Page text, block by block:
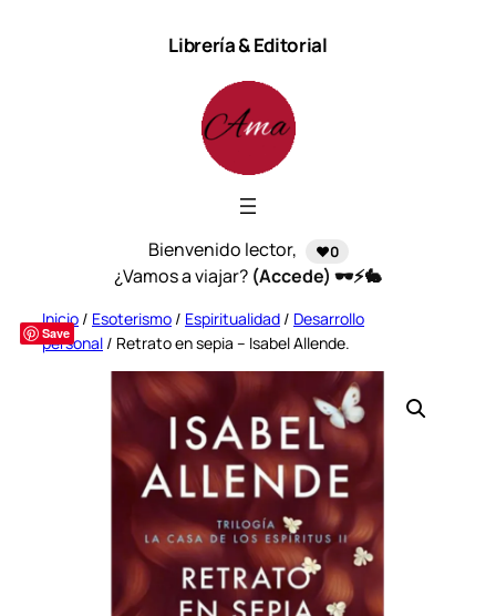
Librería & Editorial
Bienvenido lector, ❤️0
¿Vamos a viajar? (Accede) 🕶️⚡🐇
Save
Inicio / Esoterismo / Espiritualidad / Desarrollo
personal / Retrato en sepia – Isabel Allende.